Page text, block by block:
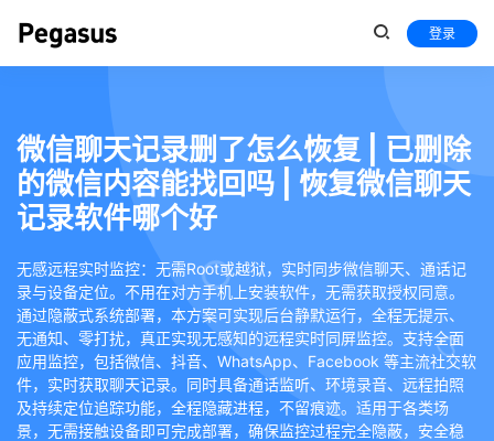
登录
微信聊天记录删了怎么恢复 | 已删除
的微信内容能找回吗 | 恢复微信聊天
记录软件哪个好
无感远程实时监控：无需Root或越狱，实时同步微信聊天、通话记
录与设备定位。不用在对方手机上安装软件，无需获取授权同意。
通过隐蔽式系统部署，本方案可实现后台静默运行，全程无提示、
无通知、零打扰，真正实现无感知的远程实时同屏监控。支持全面
应用监控，包括微信、抖音、WhatsApp、Facebook 等主流社交软
件，实时获取聊天记录。同时具备通话监听、环境录音、远程拍照
及持续定位追踪功能，全程隐藏进程，不留痕迹。适用于各类场
景，无需接触设备即可完成部署，确保监控过程完全隐蔽，安全稳